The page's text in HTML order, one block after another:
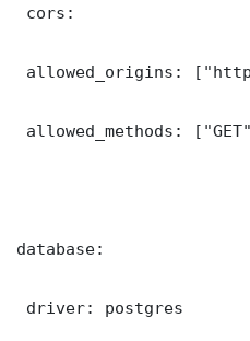
cors:
allowed_origins:
allowed_methods:
database:
driver: postgres